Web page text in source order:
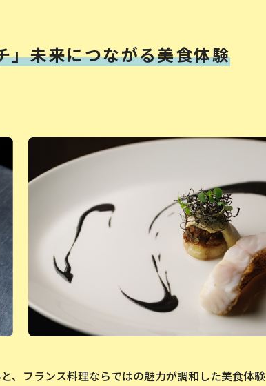
」未来につながる美食体験
、フランス料理ならではの魅力が調和した美食体